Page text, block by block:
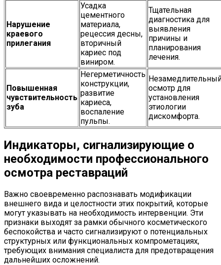
Нарушение
краевого
прилегания
Усадка
цементного
материала,
рецессия десны,
вторичный
кариес под
виниром.
Тщательная
диагностика для
выявления
причины и
планирования
лечения.
Повышенная
чувствительность
зуба
Негерметичность
конструкции,
развитие
кариеса,
воспаление
пульпы.
осмотр для
установления
этиологии
дискомфорта.
Индикаторы, сигнализирующие о
необходимости профессионального
осмотра реставраций
Важно своевременно распознавать модификации
внешнего вида и целостности этих покрытий, которые
могут указывать на необходимость интервенции. Эти
признаки выходят за рамки обычного косметического
беспокойства и часто сигнализируют о потенциальных
структурных или функциональных компрометациях,
требующих внимания специалиста для предотвращения
дальнейших осложнений.